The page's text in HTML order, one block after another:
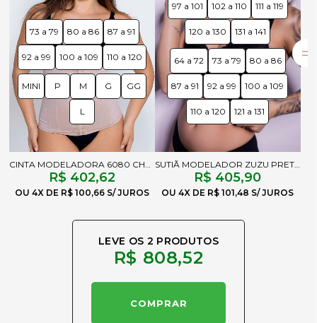
R$ 402,62
4X R$ 100,66
73 a 79 80 a 86 87 a 91
92 a 99 100 a 109 110 a 120
MINI P M G GG
L
R$ 405,90
4X R$ 101,48
97 a 101 102 a 110 111 a 119
120 a 130 131 a 141
64 a 72 73 a 79 80 a 86
87 a 91 92 a 99 100 a 109
110 a 120 121 a 131
LEVE OS 2 PRODUTOS
R$ 808,52